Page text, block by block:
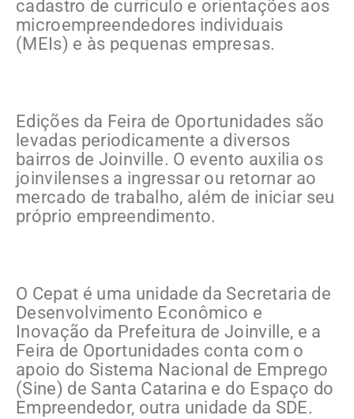
cadastro de currículo e orientações aos
microempreendedores individuais
(MEIs) e às pequenas empresas.
Edições da Feira de Oportunidades são
levadas periodicamente a diversos
bairros de Joinville. O evento auxilia os
joinvilenses a ingressar ou retornar ao
mercado de trabalho, além de iniciar seu
próprio empreendimento.
O Cepat é uma unidade da Secretaria de
Desenvolvimento Econômico e
Inovação da Prefeitura de Joinville, e a
Feira de Oportunidades conta com o
apoio do Sistema Nacional de Emprego
(Sine) de Santa Catarina e do Espaço do
Empreendedor, outra unidade da SDE.